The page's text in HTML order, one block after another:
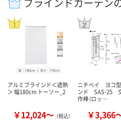
アルミブラインド＜遮熱
＞ 幅180cm トーソー_2
￥12,024～ （税込）
ニチベイ ヨコ
ンド SAS-25
作棒（ロッ…
￥3,366